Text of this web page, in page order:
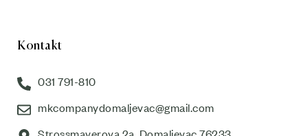
Kontakt
031 791-810
mkcompanydomaljevac@gmail.com